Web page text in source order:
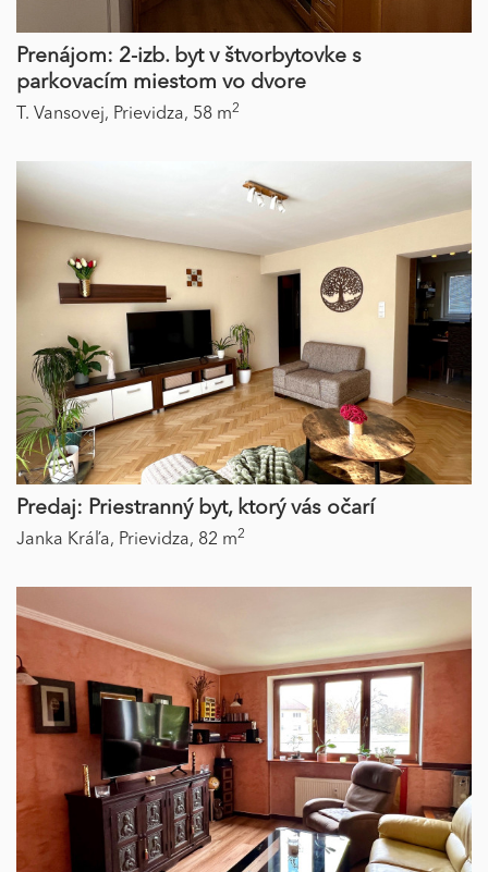
Prenájom: 2-izb. byt v štvorbytovke s
parkovacím miestom vo dvore
T. Vansovej, Prievidza, 58 m2
Predaj: Priestranný byt, ktorý vás očarí
Janka Kráľa, Prievidza, 82 m2